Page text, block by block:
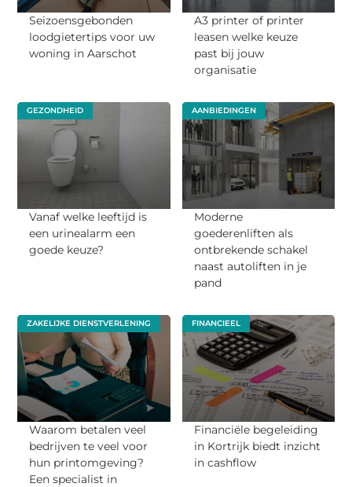
Seizoensgebonden
loodgietertips voor uw
woning in Aarschot
A3 printer of printer
leasen welke keuze
past bij jouw
organisatie
GEZONDHEID
Vanaf welke leeftijd is
een urinealarm een
goede keuze?
AANBIEDINGEN
Moderne
goederenliften als
ontbrekende schakel
naast autoliften in je
pand
ZAKELIJKE DIENSTVERLENING
Waarom betalen veel
bedrijven te veel voor
hun printomgeving?
Een specialist in
FINANCIEEL
Financiële begeleiding
in Kortrijk biedt inzicht
in cashflow